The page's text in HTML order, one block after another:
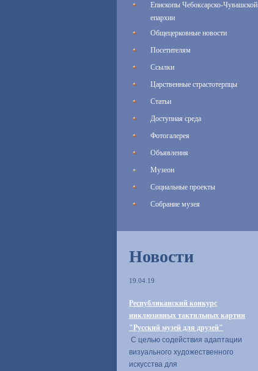
Епископы Чебоксарско-Чувашской
епархии
Общецерковные новости
Посетителям
Ссылки
Царственные страстотерпцы
Статьи
Доступная среда
Фотогалерея
Объявления
Музеон
Социальные проекты
Собрание музея
Новости
19.04.19
Республиканский конкурс
инклюзивных тактильных картин
"Русский музей для друзей"
С целью содействия адаптации
визуального художественного
искусства для